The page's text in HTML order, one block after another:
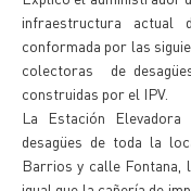
infraestructura
conformada por las
colectoras de
construidas por el IPV.
La Estación
desagües de toda la
Barrios y calle Fontana,